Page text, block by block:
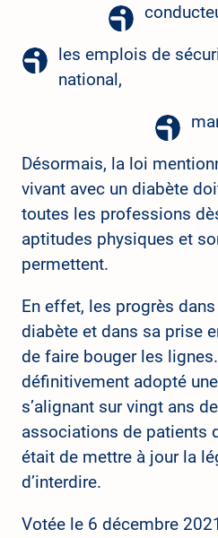
les emplois de
national,
Désormais, la loi
vivant avec un diabète
toutes les professions
aptitudes physiques et
permettent.
En effet, les progrès
diabète et dans sa prise
de faire bouger les
définitivement adopté
s’alignant sur vingt ans
associations de patients
était de mettre à jour la
d’interdire.
Votée le 6 décembre